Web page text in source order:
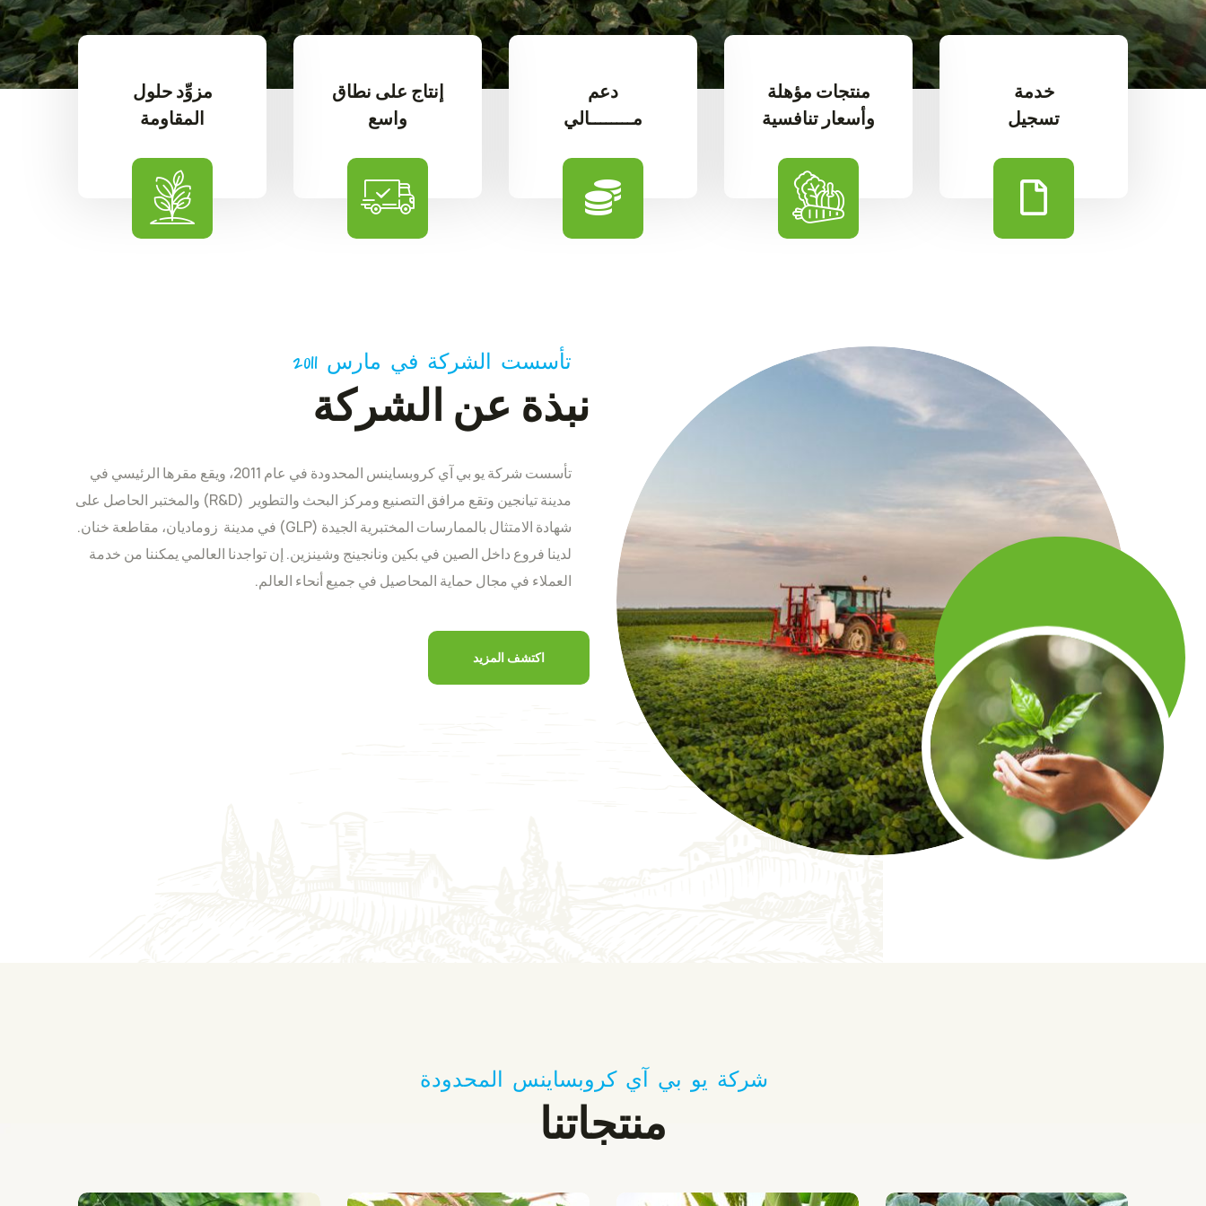
خدمة
تسجيل
منتجات مؤهلة
وأسعار تنافسية
دعم
مــــــــالي
إنتاج على نطاق
واسع
مزوِّد حلول
المقاومة
تأسست الشركة في مارس 2011
نبذة عن الشركة
تأسست شركة يو بي آي كروبساينس المحدودة في عام 2011، ويقع مقرها الرئيسي في
مدينة تيانجين وتقع مرافق التصنيع ومركز البحث والتطوير (R&D) والمختبر الحاصل على
شهادة الامتثال بالممارسات المختبرية الجيدة (GLP) في مدينة زوماديان، مقاطعة خنان.
لدينا فروع داخل الصين في بكين ونانجينج وشينزين. إن تواجدنا العالمي يمكننا من خدمة
العملاء في مجال حماية المحاصيل في جميع أنحاء العالم.
اكتشف المزيد
شركة يو بي آي كروبساينس المحدودة
منتجاتنا